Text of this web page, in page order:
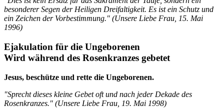
besonderer Segen der Heiligen Dreifaltigkeit. Es ist ein Schutz und
ein Zeichen der Vorbestimmung." (Unsere Liebe Frau 15. Mai
1996)
Ejakulation für die Ungeborenen
Wird während des Rosenkranzes gebetet
Jesus, beschütze und rette die Ungeborenen.
"Sprecht dieses kleine Gebet oft und nach jeder Dekade des
Rosenkranzes." (Unsere Liebe Frau 19. Mai 1998)